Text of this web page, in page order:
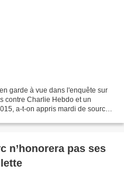
garde à vue dans l'enquête sur
contre Charlie Hebdo et un
a-t-on appris mardi de sources
n’honorera pas ses